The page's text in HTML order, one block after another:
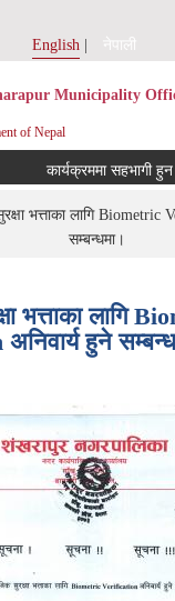
English
नेपाली
Municipality
of Nepal
कार्यक्रममा सहभागी हुन
भत्ताका लागि Biometric
सम्बन्धमा।
भत्ताका लागि
हुने